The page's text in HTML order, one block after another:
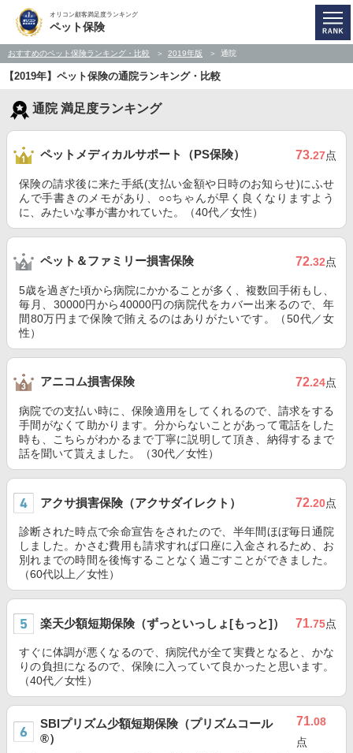
オリコン顧客満足度ランキング
ペット保険
おすすめのペット保険ランキング・比較 2019年版 通院
【2019年】ペット保険の通院ランキング・比較
通院 満足度ランキング
ペットメディカルサポート（PS保険） 73.27点
保険の請求後に来た手紙(支払い金額や日時のお知らせ)にふせ
んで手書きのメモがあり、○○ちゃんが早く良くなりますよう
に、みたいな事が書かれていた。（40代／女性）
ペット＆ファミリー損害保険 72.32点
5歳を過ぎた頃から病院にかかることが多く、複数回手術もし、
毎月、30000円から40000円の病院代をカバー出来るので、年
間80万円まで保険で賄えるのはありがたいです。（50代／女
性）
アニコム損害保険 72.24点
病院での支払い時に、保険適用をしてくれるので、請求をする
手間がなくて助かります。分からないことがあって電話をした
時も、こちらがわかるまで丁寧に説明して頂き、納得するまで
話を聞いて貰えました。（30代／女性）
アクサ損害保険（アクサダイレクト） 72.20点
診断された時点で余命宣告をされたので、半年間ほぼ毎日通院
しました。かさむ費用も請求すれば口座に入金されるため、お
別れまでの時間を後悔することなく過ごすことができました。
（60代以上／女性）
楽天少額短期保険（ずっといっしょ[もっと]） 71.75点
すぐに体調が悪くなるので、病院代が全て実費となると、かな
りの負担になるので、保険に入っていて良かったと思います。
（40代／女性）
SBIプリズム少額短期保険（プリズムコール
®）
71.08
点